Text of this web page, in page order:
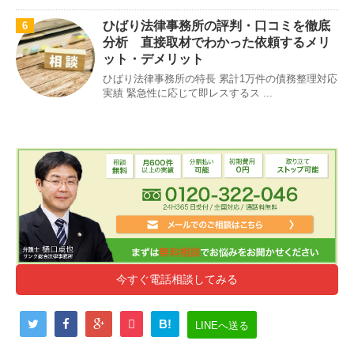
6
ひばり法律事務所の評判・口コミを徹底
分析 直接取材でわかった依頼するメリ
ット・デメリット
ひばり法律事務所の特長 累計1万件の債務整理対応
実績 緊急性に応じて即レスするス ...
今すぐ電話相談してみる
B! LINEへ送る